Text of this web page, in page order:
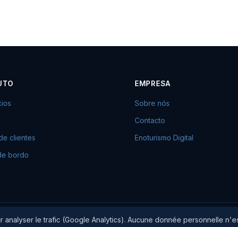
clientes
bordo
EMPRESA
Sobre nós
Contacto
Enoturismo Digital
analyser le trafic (Google Analytics). Aucune donnée personnelle